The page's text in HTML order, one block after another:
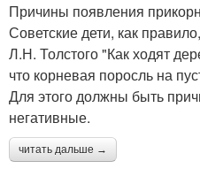
Причины появления
Советские дети, как
Л.Н. Толстого "Как ходят
что корневая поросль на
Для этого должны быть
негативные.
читать дальше →